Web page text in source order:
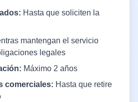
Hasta que soliciten la
mantengan el servicio
legales
Máximo 2 años
comerciales: Hasta que retire